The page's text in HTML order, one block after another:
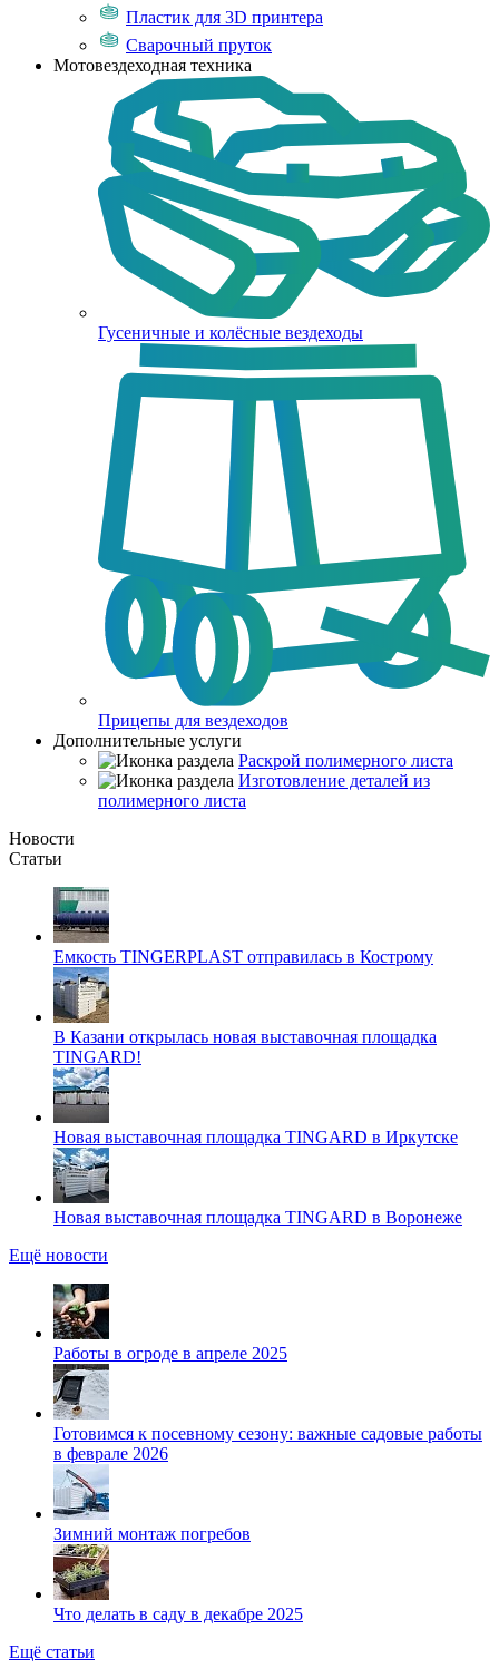
Пластик для 3D принтера
Сварочный пруток
Мотовездеходная техника
Гусеничные и колёсные вездеходы
Прицепы для вездеходов
Дополнительные услуги
Раскрой полимерного листа
Изготовление деталей из
полимерного листа
Новости
Статьи
Емкость TINGERPLAST отправилась в Кострому
В Казани открылась новая выставочная площадка
TINGARD!
Новая выставочная площадка TINGARD в Иркутске
Новая выставочная площадка TINGARD в Воронеже
Ещё новости
Работы в огроде в апреле 2025
Готовимся к посевному сезону: важные садовые работы
в феврале 2026
Зимний монтаж погребов
Что делать в саду в декабре 2025
Ещё статьи